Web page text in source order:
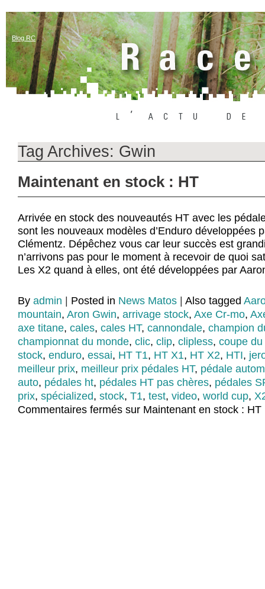
Blog RC
Tag Archives: Gwin
Maintenant en stock : HT
Arrivée en stock des nouveautés HT avec les
sont les nouveaux modèles d’Enduro développées
Clémentz. Dépêchez vous car leur succès est
n’arrivons pas pour le moment à recevoir de quoi
Les X2 quand à elles, ont été développées par
By admin Posted in News Matos Also tagged
mountain, Aron Gwin, arrivage stock, Axe Cr-mo,
axe titane, cales, cales HT, cannondale, champion
championnat du monde, clic, clip, clipless, coupe
stock, enduro, essai, HT T1, HT X1, HT X2, HTI,
meilleur prix, meilleur prix pédales HT, pédale
auto, pédales ht, pédales HT pas chères, pédales
prix, spécialized, stock, T1, test, video, world cup,
Commentaires fermés sur Maintenant en stock : HT